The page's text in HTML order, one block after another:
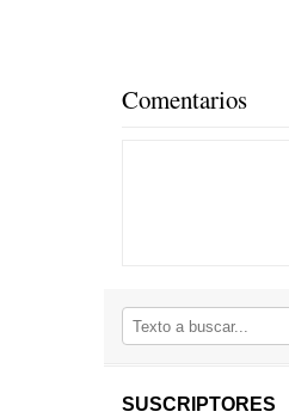
Comentarios
SUSCRIPTORES